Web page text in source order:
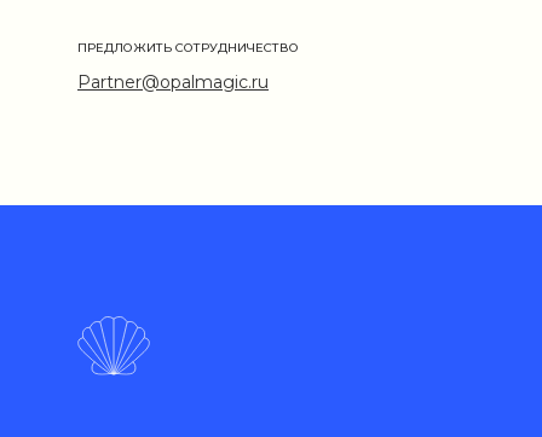
Partner@opalmagic.ru
ПРЕДЛОЖИТЬ СОТРУДНИЧЕСТВО